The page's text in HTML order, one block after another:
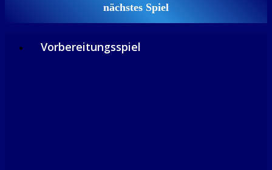
nächstes Spiel
Vorbereitungsspiel